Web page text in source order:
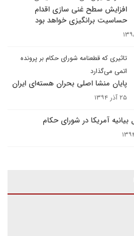
افزایش سطح غنی سازی اقدام
حساسیت برانگیزی خواهد بود
تاثیری که قطعنامه شورای حکام بر پرونده
اتمی می‌گذارد
پایان منشا اصلی بحران هسته‌ای ایران
۲۵ آذر ۱۳۹۴
آمریکا در شورای حکام